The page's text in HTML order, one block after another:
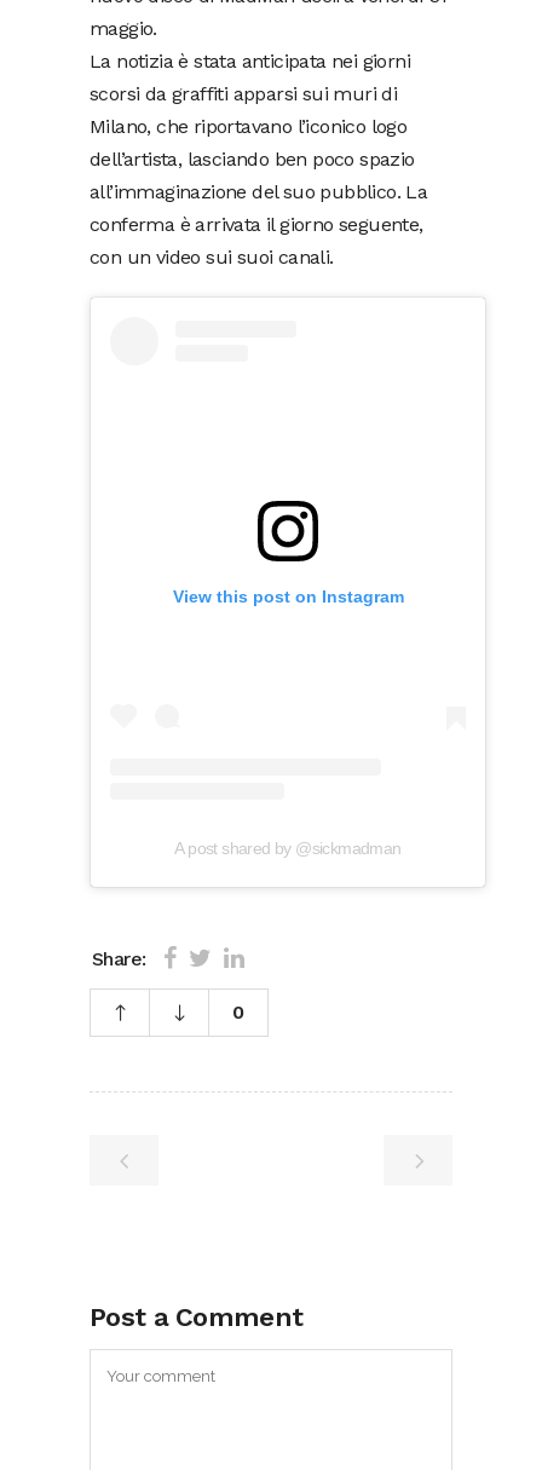
maggio.
La notizia è stata anticipata nei giorni
scorsi da graffiti apparsi sui muri di
Milano, che riportavano l’iconico logo
dell’artista, lasciando ben poco spazio
all’immaginazione del suo pubblico. La
conferma è arrivata il giorno seguente,
con un video sui suoi canali.
View this post on Instagram
A post shared by @sickmadman
Share:
0
Post a Comment